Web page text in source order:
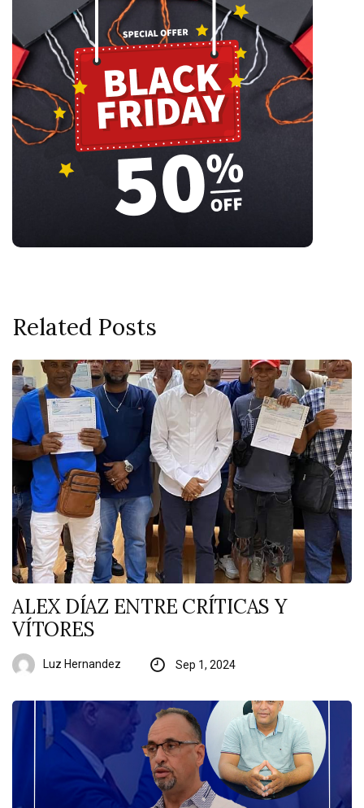
Related Posts
ALEX DÍAZ ENTRE CRÍTICAS Y
VÍTORES
Luz Hernandez Sep 1, 2024